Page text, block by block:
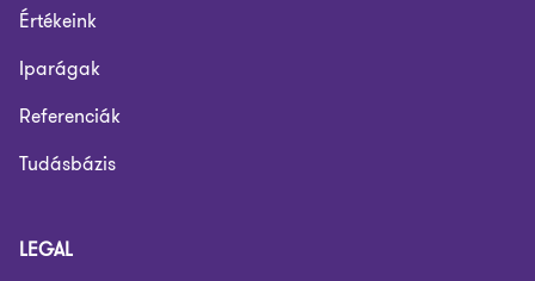
Értékeink
Iparágak
Referenciák
Tudásbázis
LEGAL